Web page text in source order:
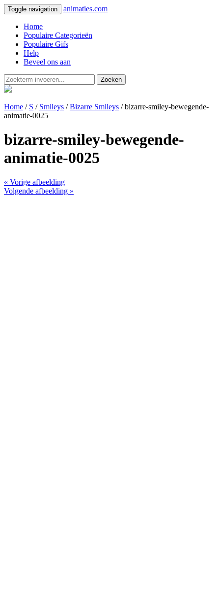
Toggle navigation animaties.com
Home
Populaire Categorieën
Populaire Gifs
Help
Beveel ons aan
Zoeken
Home / S / Smileys /Bizarre Smileys / bizarre-smiley-bewegende-
animatie-0025
bizarre-smiley-bewegende-
animatie-0025
« Vorige afbeelding
Volgende afbeelding »